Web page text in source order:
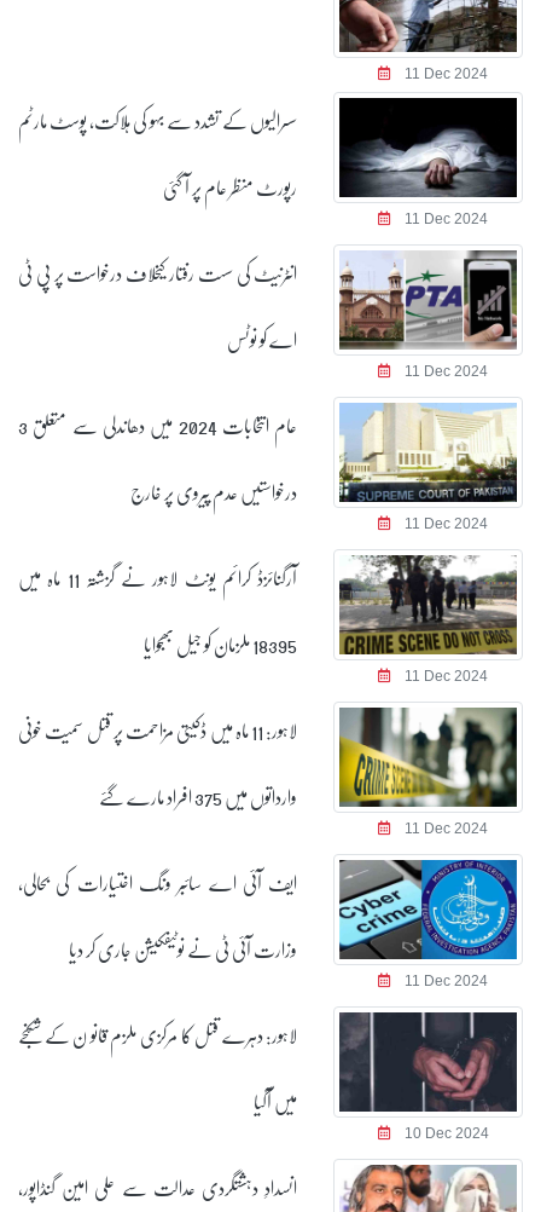
11 Dec 2024
11 Dec 2024
سسرالیوں کے تشدد سے بہو کی ہلاکت، پوسٹ مارٹم
رپورٹ منظر عام پر آ گئی
11 Dec 2024
انٹرنیٹ کی سست رفتار کیخلاف درخواست پر پی ٹی
اے کو نوٹس
11 Dec 2024
عام انتخابات 2024 میں دھاندلی سے متعلق 3
درخواستیں عدم پیروی پر خارج
11 Dec 2024
آرگنائزڈ کرائم یونٹ لاہور نے گزشتہ 11 ماہ میں
18395 ملزمان کو جیل بھجوایا
11 Dec 2024
لاہور: 11 ماہ میں ڈکیتی مزاحمت پر قتل سمیت خونی
وارداتوں میں 375 افراد مارے گئے
11 Dec 2024
ایف آئی اے سائبر ونگ اختیارات کی بحالی،
وزارت آئی ٹی نے نوٹیفکیشن جاری کر دیا
10 Dec 2024
لاہور: دہرے قتل کا مرکزی ملزم قانو ن کے شکنجے
میں آگیا
انسدادِ دہشتگردی عدالت سے علی امین گنڈاپور،